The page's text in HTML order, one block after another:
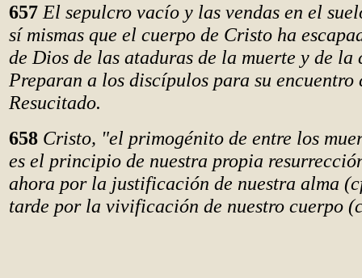
657 El sepulcro vacío y las vendas en el
sí mismas que el cuerpo de Cristo ha
de Dios de las ataduras de la muerte y de
Preparan a los discípulos para su encuentro
Resucitado.
658 Cristo, "el primogénito de entre los
es el principio de nuestra propia
ahora por la justificación de nuestra alma
tarde por la vivificación de nuestro cuerpo